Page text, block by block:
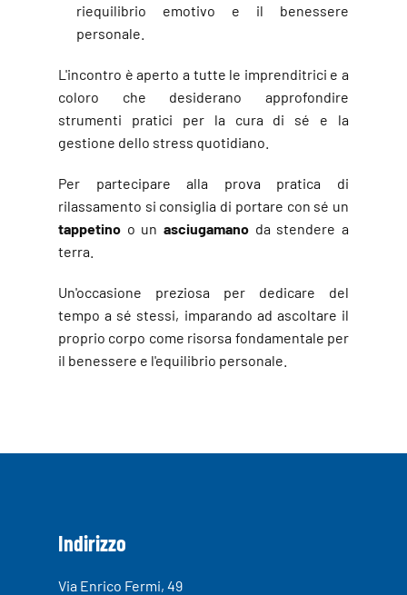
riequilibrio emotivo e il benessere
personale.
L'incontro è aperto a tutte le imprenditrici e a
coloro che desiderano approfondire
strumenti pratici per la cura di sé e la
gestione dello stress quotidiano.
Per partecipare alla prova pratica di
rilassamento si consiglia di portare con sé un
tappetino o un asciugamano da stendere a
terra.
Un'occasione preziosa per dedicare del
tempo a sé stessi, imparando ad ascoltare il
proprio corpo come risorsa fondamentale per
il benessere e l'equilibrio personale.
Indirizzo
Via Enrico Fermi, 49